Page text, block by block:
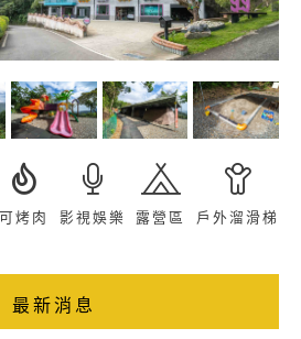
可烤肉 影視娛樂 露營區 戶外溜滑梯
最新消息